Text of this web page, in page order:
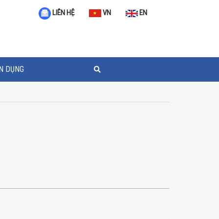
LIÊN HỆ VN EN
DỤNG